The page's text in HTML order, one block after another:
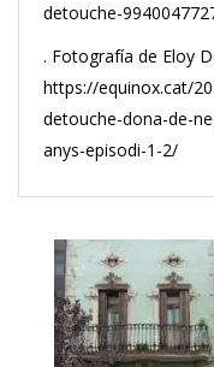
detouche-
. Fotografía de Eloy
https://equinox.cat/
detouche-dona-de-
anys-episodi-1-2/